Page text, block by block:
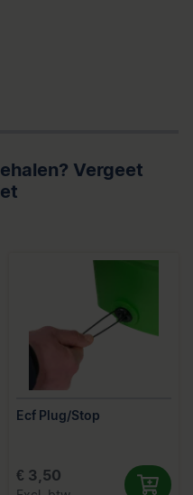
Vergeet
Ecf Plug/Stop
€ 3,50